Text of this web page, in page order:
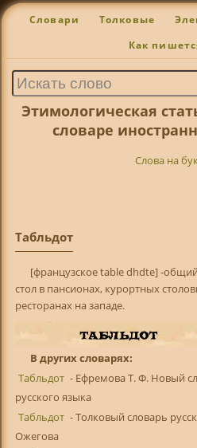
Словари Толковые
Как
Этимологическая
словаре
Слова на
Табльдот
[французское table dhdte] -
стол в пансионах, курортных
ресторанах на западе.
В других словарях:
Табльдот - Ефремова Т. Ф. Новый
русского языка
Табльдот - Толковый словарь
Ожегова